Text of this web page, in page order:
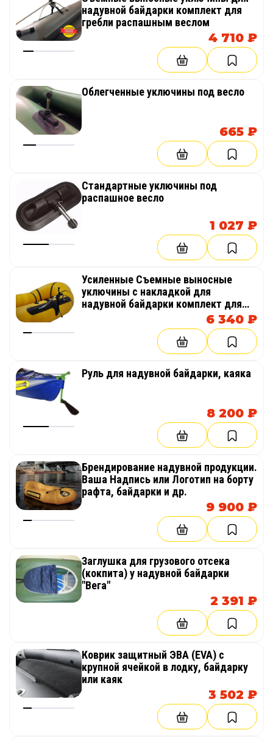
надувной байдарки комплект для
гребли распашным веслом
4 710 ₽
Облегченные уключины под весло
665 ₽
Стандартные уключины под
распашное весло
1 027 ₽
Усиленные Съемные выносные
уключины с накладкой для
надувной байдарки комплект для
гребли распашным веслом6 340 ₽
Руль для надувной байдарки, каяка
8 200 ₽
Брендирование надувной продукции.
Ваша Надпись или Логотип на борту
рафта, байдарки и др.
9 900 ₽
Заглушка для грузового отсека
(кокпита) у надувной байдарки
"Вега"
2 391 ₽
Коврик защитный ЭВА (EVA) с
крупной ячейкой в лодку, байдарку
или каяк
3 502 ₽